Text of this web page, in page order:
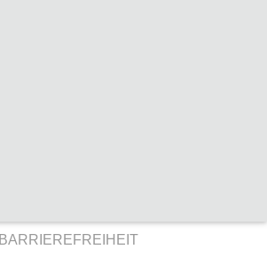
BARRIEREFREIHEIT